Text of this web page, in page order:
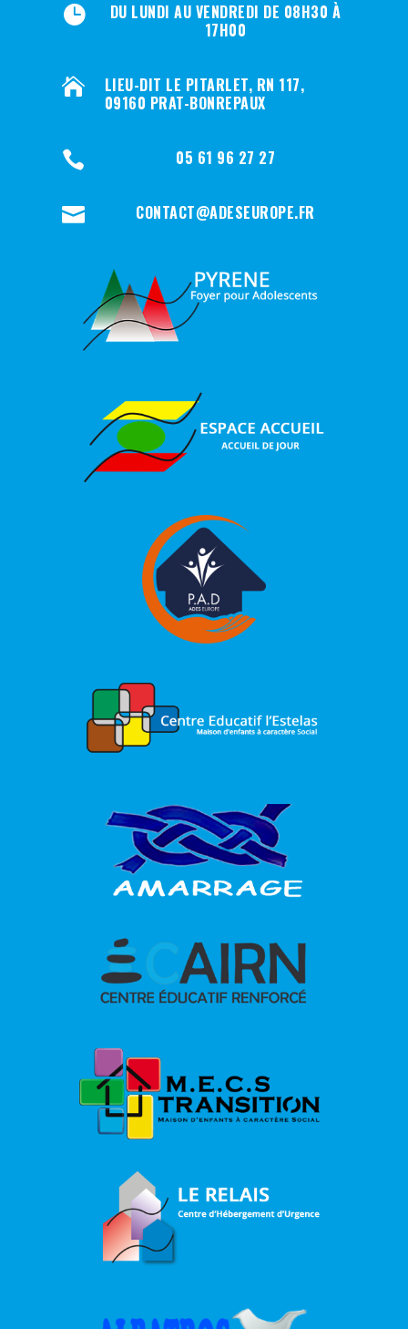

DU LUNDI AU VENDREDI DE 08H30 À
17H00

LIEU-DIT LE PITARLET, RN 117,
09160 PRAT-BONREPAUX
 05 61 96 27 27
 CONTACT@ADESEUROPE.FR